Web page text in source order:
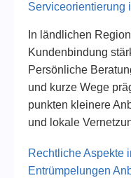
Serviceorientierung
In ländlichen
Kundenbindung
Persönliche
und kurze Wege
punkten kleinere
und lokale
Rechtliche Aspekte
Entrümpelungen